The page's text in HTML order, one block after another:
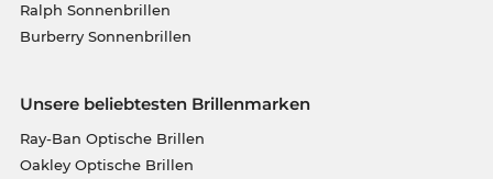
Ralph Sonnenbrillen
Burberry Sonnenbrillen
Unsere beliebtesten Brillenmarken
Ray-Ban Optische Brillen
Oakley Optische Brillen